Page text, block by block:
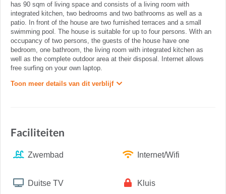
has 90 sqm of living space and consists of a living room with
integrated kitchen, two bedrooms and two bathrooms as well as a
patio. In front of the house are two furnished terraces and a small
swimming pool. The house is suitable for up to four persons. With an
occupancy of two persons, the guests of the house have one
bedroom, one bathroom, the living room with integrated kitchen as
well as the complete outdoor area at their disposal. Internet allows
free surfing on your own laptop.
Toon meer details van dit verblijf
Faciliteiten
Zwembad Internet/Wifi
Duitse TV Kluis